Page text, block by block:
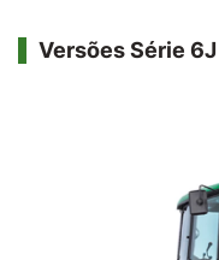
Versões Série 6J